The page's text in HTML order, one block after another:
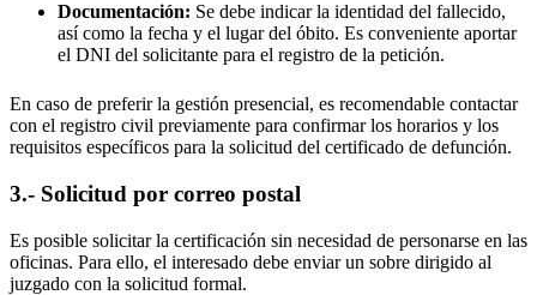
Documentación: Se debe indicar la identidad del fallecido,
así como la fecha y el lugar del óbito. Es conveniente aportar
el DNI del solicitante para el registro de la petición.
En caso de preferir la gestión presencial, es recomendable contactar
con el registro civil previamente para confirmar los horarios y los
requisitos específicos para la solicitud del certificado de defunción.
3.- Solicitud por correo postal
Es posible solicitar la certificación sin necesidad de personarse en las
oficinas. Para ello, el interesado debe enviar un sobre dirigido al
juzgado con la solicitud formal.